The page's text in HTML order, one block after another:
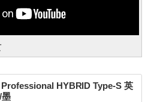
HYBRID Type-S 英
墨